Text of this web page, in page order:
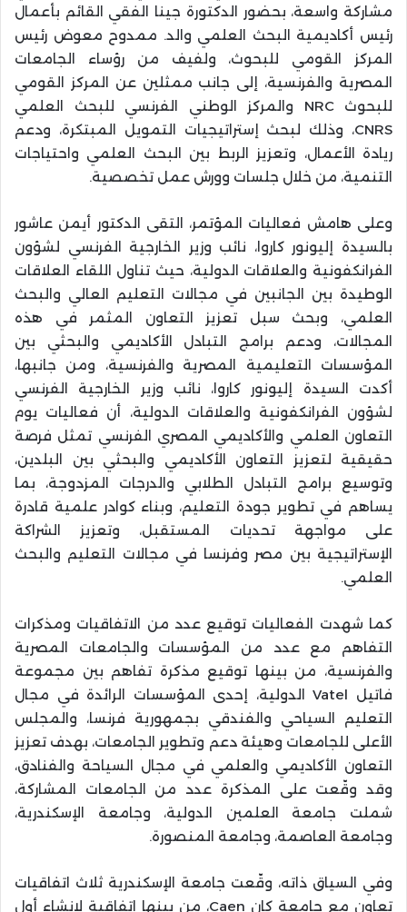
مشاركة واسعة، بحضور الدكتورة جينا الفقي القائم بأعمال
رئيس أكاديمية البحث العلمي والد. ممدوح معوض رئيس
المركز القومي للبحوث، ولفيف من رؤساء الجامعات
المصرية والفرنسية، إلى جانب ممثلين عن المركز القومي
للبحوث NRC والمركز الوطني الفرنسي للبحث العلمي
CNRS، وذلك لبحث إستراتيجيات التمويل المبتكرة، ودعم
ريادة الأعمال، وتعزيز الربط بين البحث العلمي واحتياجات
التنمية، من خلال جلسات وورش عمل تخصصية.
وعلى هامش فعاليات المؤتمر، التقى الدكتور أيمن عاشور
بالسيدة إليونور كاروا، نائب وزير الخارجية الفرنسي لشؤون
الفرانكفونية والعلاقات الدولية، حيث تناول اللقاء العلاقات
الوطيدة بين الجانبين في مجالات التعليم العالي والبحث
العلمي، وبحث سبل تعزيز التعاون المثمر في هذه
المجالات، ودعم برامج التبادل الأكاديمي والبحثي بين
المؤسسات التعليمية المصرية والفرنسية، ومن جانبها،
أكدت السيدة إليونور كاروا، نائب وزير الخارجية الفرنسي
لشؤون الفرانكفونية والعلاقات الدولية، أن فعاليات يوم
التعاون العلمي والأكاديمي المصري الفرنسي تمثل فرصة
حقيقية لتعزيز التعاون الأكاديمي والبحثي بين البلدين،
وتوسيع برامج التبادل الطلابي والدرجات المزدوجة، بما
يساهم في تطوير جودة التعليم، وبناء كوادر علمية قادرة
على مواجهة تحديات المستقبل، وتعزيز الشراكة
الإستراتيجية بين مصر وفرنسا في مجالات التعليم والبحث
العلمي.
كما شهدت الفعاليات توقيع عدد من الاتفاقيات ومذكرات
التفاهم مع عدد من المؤسسات والجامعات المصرية
والفرنسية، من بينها توقيع مذكرة تفاهم بين مجموعة
فاتيل Vatel الدولية، إحدى المؤسسات الرائدة في مجال
التعليم السياحي والفندقي بجمهورية فرنسا، والمجلس
الأعلى للجامعات وهيئة دعم وتطوير الجامعات، بهدف تعزيز
التعاون الأكاديمي والعلمي في مجال السياحة والفنادق،
وقد وقّعت على المذكرة عدد من الجامعات المشاركة،
شملت جامعة العلمين الدولية، وجامعة الإسكندرية،
وجامعة العاصمة، وجامعة المنصورة.
وفي السياق ذاته، وقّعت جامعة الإسكندرية ثلاث اتفاقيات
تعاون مع جامعة كان Caen، من بينها اتفاقية لإنشاء أول